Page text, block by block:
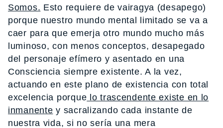
Somos. Esto requiere de vairagya (desapego)
porque nuestro mundo mental limitado se va a
caer para que emerja otro mundo mucho más
luminoso, con menos conceptos, desapegado
del personaje efímero y asentado en una
Consciencia siempre existente. A la vez,
actuando en este plano de existencia con total
excelencia porque lo trascendente existe en lo
inmanente y sacralizando cada instante de
nuestra vida, si no sería una mera